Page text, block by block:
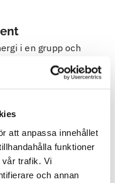
att anpassa innehållet
funktioner
trafik. Vi
och annan
i en grupp och
mer fysiskt
utomhusträning,
som fokuserar mer på
duktiga föreläsare
oss gärna så
för just ditt företag.
jobbet, kontakta